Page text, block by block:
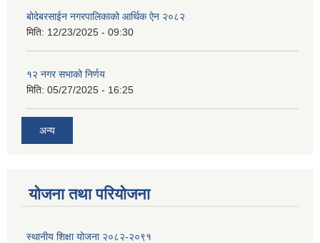
बोदेबरसाईन नगरपालिकाको आर्थिक ऐन २०८२
मिति: 12/23/2025 - 09:30
१२ नगर सभाको निर्णय
मिति: 05/27/2025 - 16:25
अन्य
योजना तथा परियोजना
स्थानीय शिक्षा योजना २०८२-२०९१